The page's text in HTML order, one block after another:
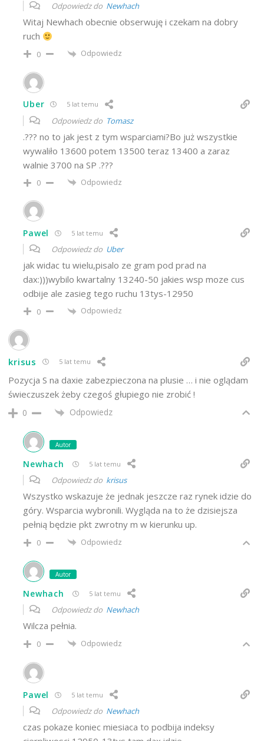
Odpowiedz do Newhach
Witaj Newhach obecnie obserwuję i czekam na dobry
ruch
0 Odpowiedz
Uber 5 lat temu
Odpowiedz do Tomasz
.??? no to jak jest z tym wsparciami?Bo już wszystkie
wywaliło 13600 potem 13500 teraz 13400 a zaraz
walnie 3700 na SP .???
0 Odpowiedz
Pawel 5 lat temu
Odpowiedz do Uber
jak widac tu wielu,pisalo ze gram pod prad na
dax:)))wybilo kwartalny 13240-50 jakies wsp moze cus
odbije ale zasieg tego ruchu 13tys-12950
0 Odpowiedz
krisus 5 lat temu
Pozycja S na daxie zabezpieczona na plusie … i nie oglądam
świeczuszek żeby czegoś głupiego nie zrobić !
0 Odpowiedz
Autor
Newhach 5 lat temu
Odpowiedz do krisus
Wszystko wskazuje że jednak jeszcze raz rynek idzie do
góry. Wsparcia wybronili. Wygląda na to że dzisiejsza
pełnią będzie pkt zwrotny m w kierunku up.
0 Odpowiedz
Autor
Newhach 5 lat temu
Odpowiedz do Newhach
Wilcza pełnia.
0 Odpowiedz
Pawel 5 lat temu
Odpowiedz do Newhach
czas pokaze koniec miesiaca to podbija indeksy